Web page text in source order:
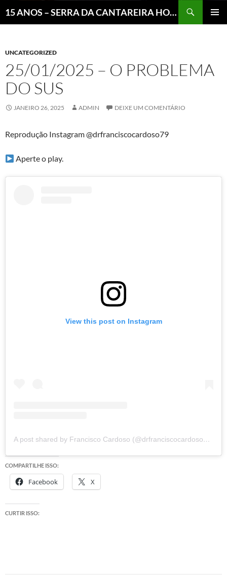
15 ANOS – SERRA DA CANTAREIRA HOJE E COTIDIANO DO BRASIL E DO MUNDO
UNCATEGORIZED
25/01/2025 – O PROBLEMA
DO SUS
JANEIRO 26, 2025 ADMIN DEIXE UM COMENTÁRIO
Reprodução Instagram @drfranciscocardoso79
Aperte o play.
View this post on Instagram
A post shared by Francisco Cardoso (@drfranciscocardoso79)
COMPARTILHE ISSO:
Facebook X
CURTIR ISSO: